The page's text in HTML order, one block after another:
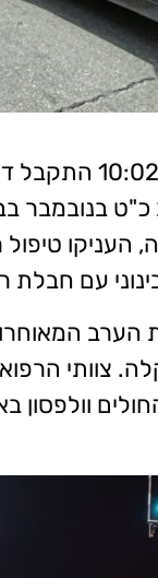
בנובמבר
טיפול
הערב
צוותי